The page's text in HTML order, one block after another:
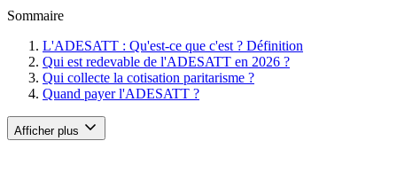
Sommaire
L'ADESATT : Qu'est-ce que c'est ? Définition
Qui est redevable de l'ADESATT en 2026 ?
Qui collecte la cotisation paritarisme ?
Quand payer l'ADESATT ?
Afficher plus